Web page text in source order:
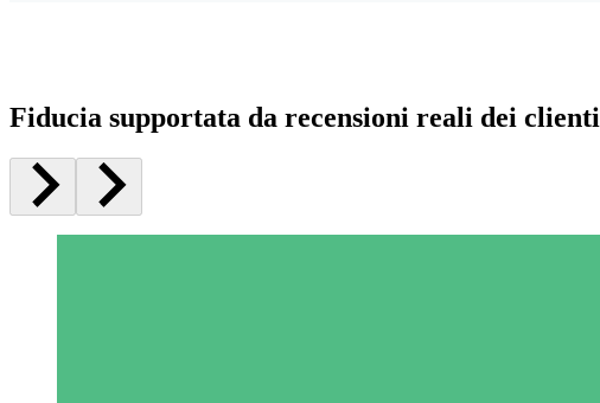
Fiducia supportata da recensioni reali dei clienti